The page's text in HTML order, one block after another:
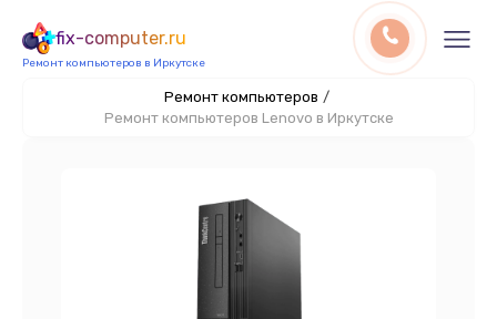
fix-computer.ru
Ремонт компьютеров в Иркутске
Ремонт компьютеров /
Ремонт компьютеров Lenovo в Иркутске